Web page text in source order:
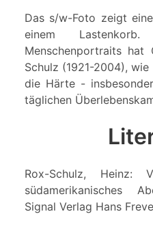
Das s/w-Foto zeigt
einem
Menschenportraits hat
Schulz (1921-2004),
die Härte -
täglichen
Rox-Schulz, Heinz:
südamerikanisches
Signal Verlag Hans